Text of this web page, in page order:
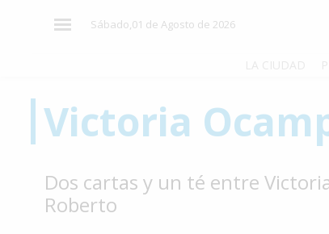
Sábado,01 de Agosto de 2026
Mundo
Victoria
Dos cartas y un té entre
Roberto